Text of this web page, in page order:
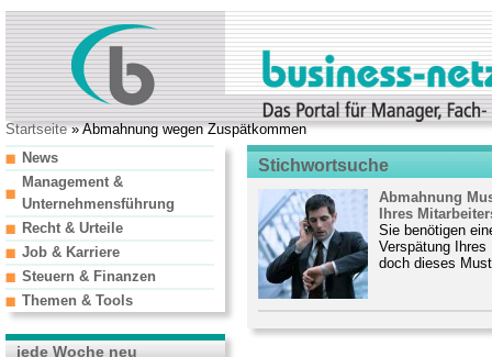
Startseite» Abmahnung wegen Zuspätkommen
Stichwortsuche
Abmahnung
Ihres
Sie benötigen
Verspätung Ihres
doch dieses
News
Management &
Unternehmensführung
Recht & Urteile
Job & Karriere
Steuern & Finanzen
Themen & Tools
jede Woche neu